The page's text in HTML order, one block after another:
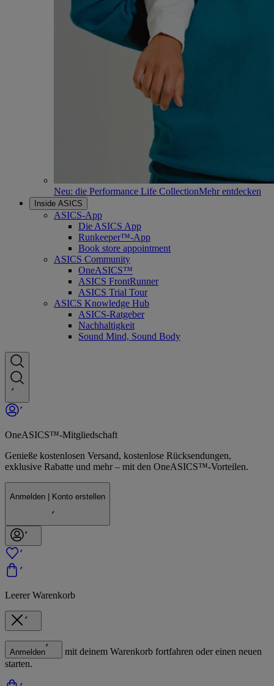
Neu: die Performance Life CollectionMehr entdecken
Inside ASICS
ASICS-App
Die ASICS App
Runkeeper™-App
Book store appointment
ASICS Community
OneASICS™
ASICS FrontRunner
ASICS Trial Tour
ASICS Knowledge Hub
ASICS-Ratgeber
Nachhaltigkeit
Sound Mind, Sound Body
OneASICS™-Mitgliedschaft
Genieße kostenlosen Versand, kostenlose Rücksendungen,
exklusive Rabatte und mehr – mit den OneASICS™-Vorteilen.
Anmelden | Konto erstellen
Leerer Warenkorb
Anmelden
mit deinem Warenkorb fortfahren oder einen neuen
starten.